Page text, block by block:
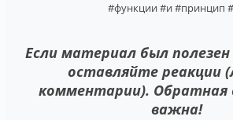
#функции#и#принцип
Если материал был
оставляйте реакции
комментарии). Обратная
важна!